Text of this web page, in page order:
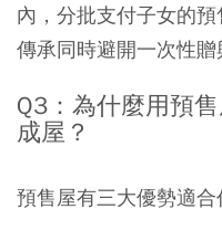
內，分批支付子女的
傳承同時避開一次性贈
Q3：為什麼用預
成屋？
預售屋有三大優勢適合